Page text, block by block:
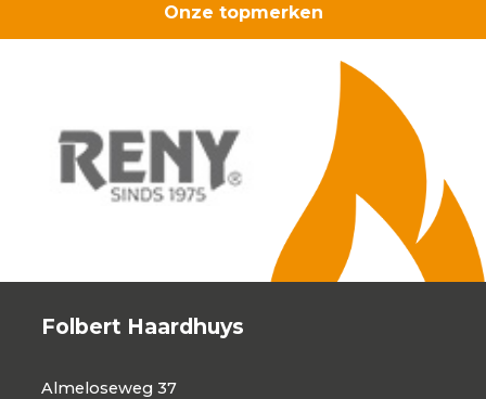
Onze topmerken
Folbert Haardhuys
Almeloseweg 37